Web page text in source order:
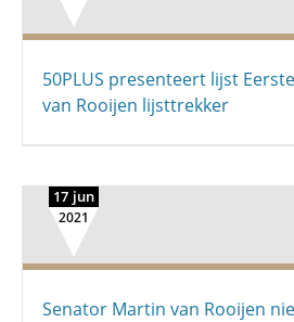
50PLUS presenteert lijst
van Rooijen lijsttrekker
17 jun
2021
Senator Martin van Rooijen